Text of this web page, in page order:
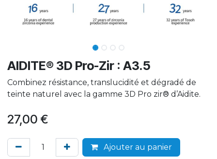
AIDITE® 3D Pro-Zir : A3.5
Combinez résistance, translucidité et dégradé de
teinte naturel avec la gamme 3D Pro zir® d’Aidite.
27,00 €
Ajouter au panier